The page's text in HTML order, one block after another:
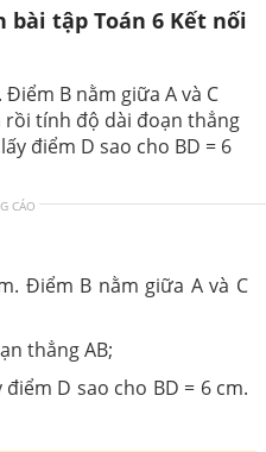
bài tập Toán 6 Kết nối
B nằm giữa A và C
rồi tính độ dài đoạn thẳng
điểm D sao cho BD = 6
CÁO
Điểm B nằm giữa A và C
thẳng AB;
D sao cho BD = 6 cm.